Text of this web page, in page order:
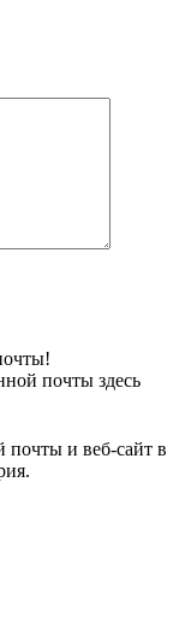
почты здесь
почты и веб-сайт в